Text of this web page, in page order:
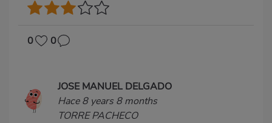
0 0
JOSE MANUEL DELGADO
Hace 8 years 8 months
TORRE PACHECO